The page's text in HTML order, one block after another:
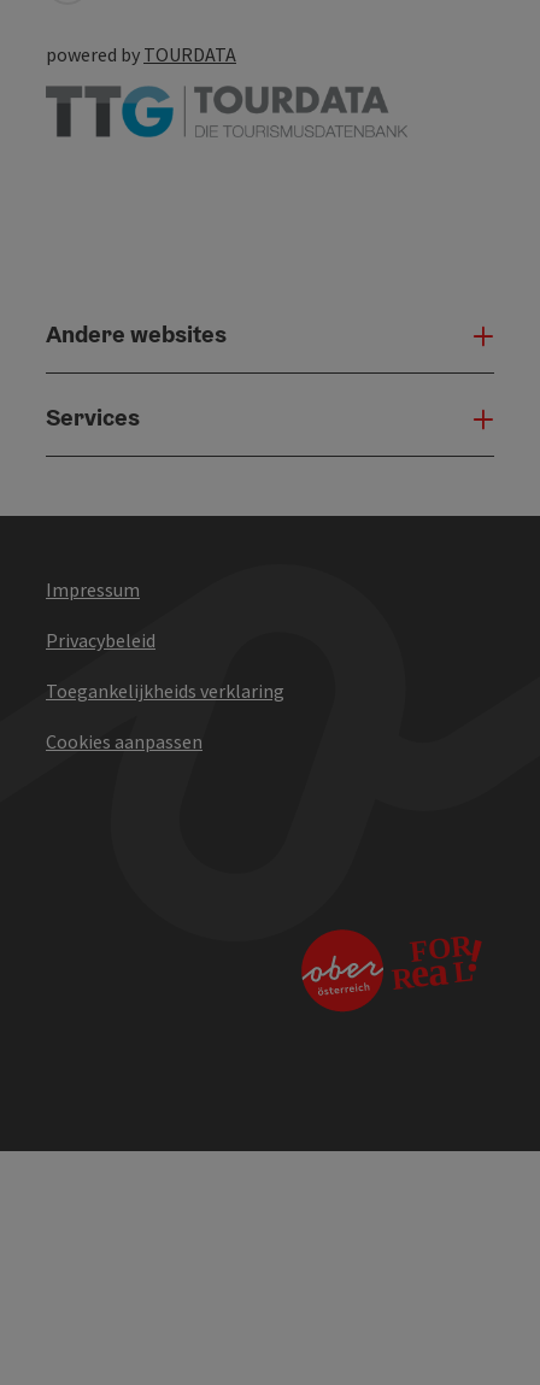
powered by TOURDATA
Andere websites
Services
Impressum
Privacybeleid
Toegankelijkheids verklaring
Cookies aanpassen